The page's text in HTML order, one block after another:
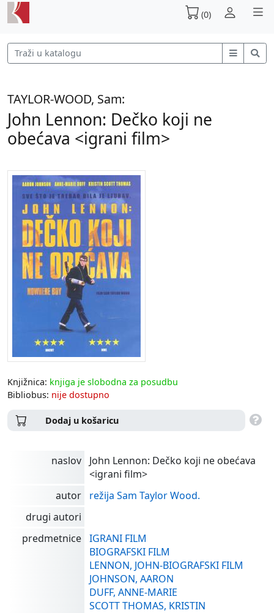
(0)
TAYLOR-WOOD, Sam:
John Lennon: Dečko koji ne
obećava <igrani film>
Knjižnica: knjiga je slobodna za posudbu
Bibliobus: nije dostupno
Dodaj u košaricu
naslov
John Lennon: Dečko koji ne obećava
<igrani film>
autor
režija Sam Taylor Wood.
drugi autori
predmetnice IGRANI FILM
BIOGRAFSKI FILM
LENNON, JOHN-BIOGRAFSKI FILM
JOHNSON, AARON
DUFF, ANNE-MARIE
SCOTT THOMAS, KRISTIN